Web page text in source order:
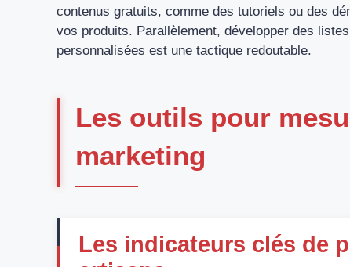
contenus gratuits, comme des tutoriels ou des
vos produits. Parallèlement, développer des
personnalisées est une tactique redoutable.
Les outils pour
marketing
Les indicateurs clés de